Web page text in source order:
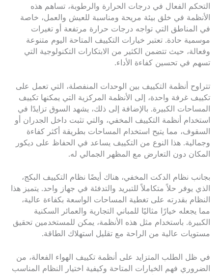
التحكم الفعال في درجات الحرارة والرطوبة، تساهم هذه
الأنظمة في خلق بيئة مريحة ومناسبة للعيش والعمل، خاصة
في المناطق التي تواجه درجات حرارة مرتفعة أو تغيرات
موسمية حادة. تعتبر خيارات التكييف المتاحة اليوم متنوعة
وفعالة، حيث تتضمن الكثير من الابتكارات التكنولوجية التي
تسهم في تحسين كفاءة الأداء.
تتراوح أنظمة التكييف بين الوحدات المنفصلة، التي تعمل على
تكييف غرفة واحدة، إلى الأنظمة المركزية التي يمكنها تكييف
المساحات الكبيرة. بالإضافة إلى ذلك، يشهد السوق تزايدًا في
استخدام أنظمة التكييف المخفي، والتي تثبت داخل الجدران أو
السقوف، مما يتيح استخدام المساحات بطريقة أكثر كفاءة
وجمالية. هذا النوع من التكييف يساعد في الحفاظ على ديكور
المكان دون التعارض مع المظهر الجمالي له.
بجانب نظام الدكت المخفي، هناك أيضًا نظام التكييف البكج،
الذي يوفر حلاً متكاملاً للتبريد والتدفئة في جهاز واحد. يتميز هذا
النظام بقدرته على تغطية المساحات الواسعة بكفاءة عالية،
مما يجعله خيارًا مثاليًا للمباني التجارية والعمائر السكنية
الكبيرة. باستخدام مثل هذه الأنظمة، يمكن للمستخدمين تحقيق
مستويات عالية من الراحة مع تقليل استهلاك الطاقة.
في ظل الطلب المتزايد على أنظمة تكييف الهواء الفعالة، من
الضروري فهم الخيارات المتاحة وكيفية اختيار النظام المناسب